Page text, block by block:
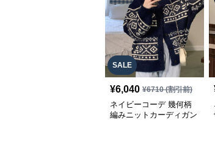
SALE
¥6,040 ¥6710(割引前)
ネイビーコーデ 幾何柄
編みニットカーディガン